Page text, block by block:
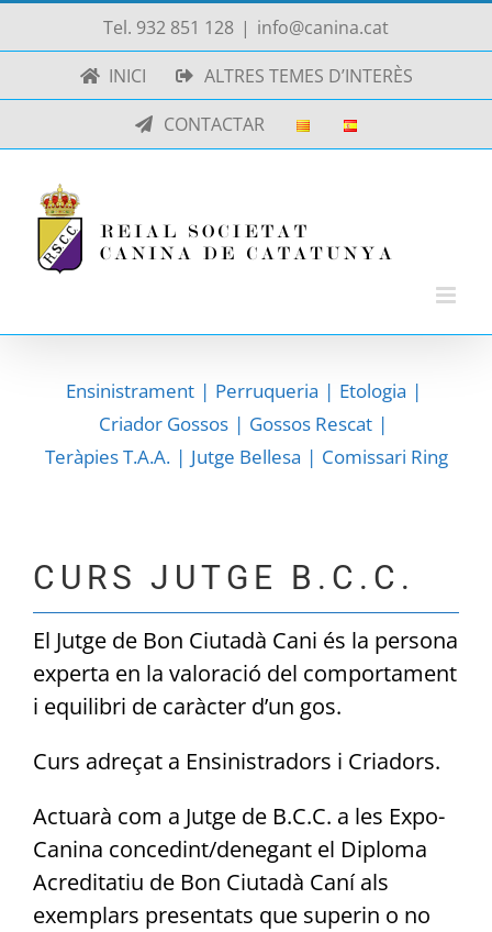
to
Tel. 932 851 128 | info@canina.cat
INICI
ALTRES TEMES D’INTERÈS
CONTACTAR
Ensinistrament Perruqueria
Etologia
Criador Gossos
Gossos Rescat
Teràpies T.A.A.
Jutge Bellesa Comissari Ring
CURS JUTGE B.C.C.
El Jutge de Bon Ciutadà Cani és la persona
experta en la valoració del comportament
i equilibri de caràcter d’un gos.
Curs adreçat a Ensinistradors i Criadors.
Actuarà com a Jutge de B.C.C. a les Expo-
Canina concedint/denegant el Diploma
Acreditatiu de Bon Ciutadà Caní als
exemplars presentats que superin o no